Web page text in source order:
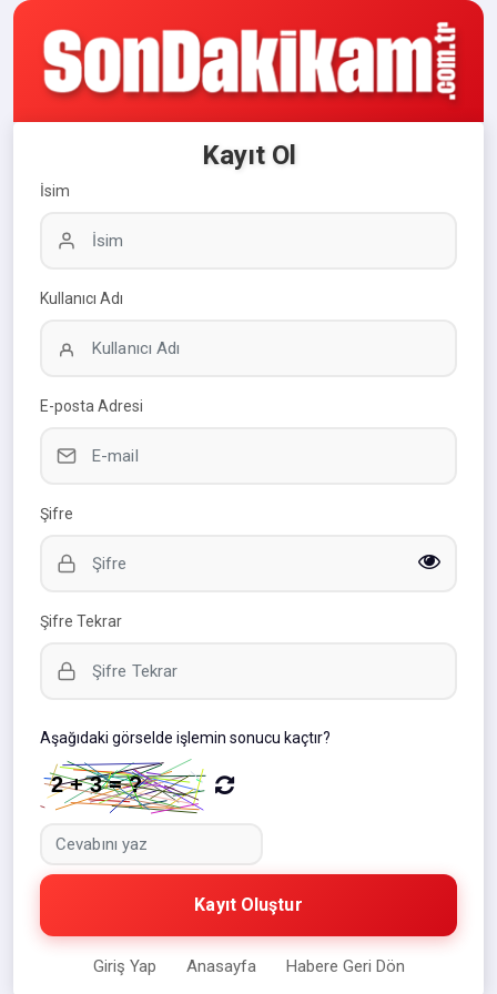
Kayıt Ol
İsim
Kullanıcı Adı
E-posta Adresi
Şifre
Şifre Tekrar
Aşağıdaki görselde işlemin sonucu kaçtır?
Kayıt Oluştur
Giriş Yap Anasayfa Habere Geri Dön